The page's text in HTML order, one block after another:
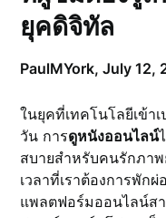
ยุคดิจิทัล
PaulMYork,July 12,
ในยุคที่เทคโนโลยีเข้า
วัน การดูหนังออนไลน์
สบายสำหรับคนรักภาพ
เวลาที่เราต้องการพัก
แพลตฟอร์มออนไลน์ส